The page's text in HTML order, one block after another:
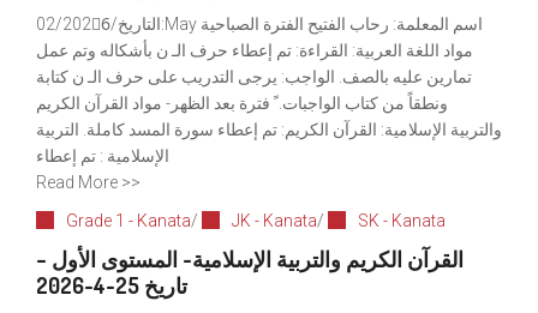
التاريخ/02/2026ِ:May اسم المعلمة: رحاب الفتيح الفترة الصباحية
مواد اللغة العربية: القراءة: تم إعطاء حرف الـ ن بأشكاله وتم عمل
تمارين عليه بالصف. الواجب: يرجى التدريب على حرف الـ ن كتابة
ونطقاً من كتاب الواجبات. ً فترة بعد الظهر- مواد القرآن الكريم
والتربية الإسلامية: القرآن الكريم: تم إعطاء سورة المسد كاملة. التربية
الإسلامية : تم إعطاء
Read More >>
Grade 1 - Kanata/ JK - Kanata/ SK - Kanata
القرآن الكريم والتربية الإسلامية- المستوى الأول –
تاريخ 25-4-2026